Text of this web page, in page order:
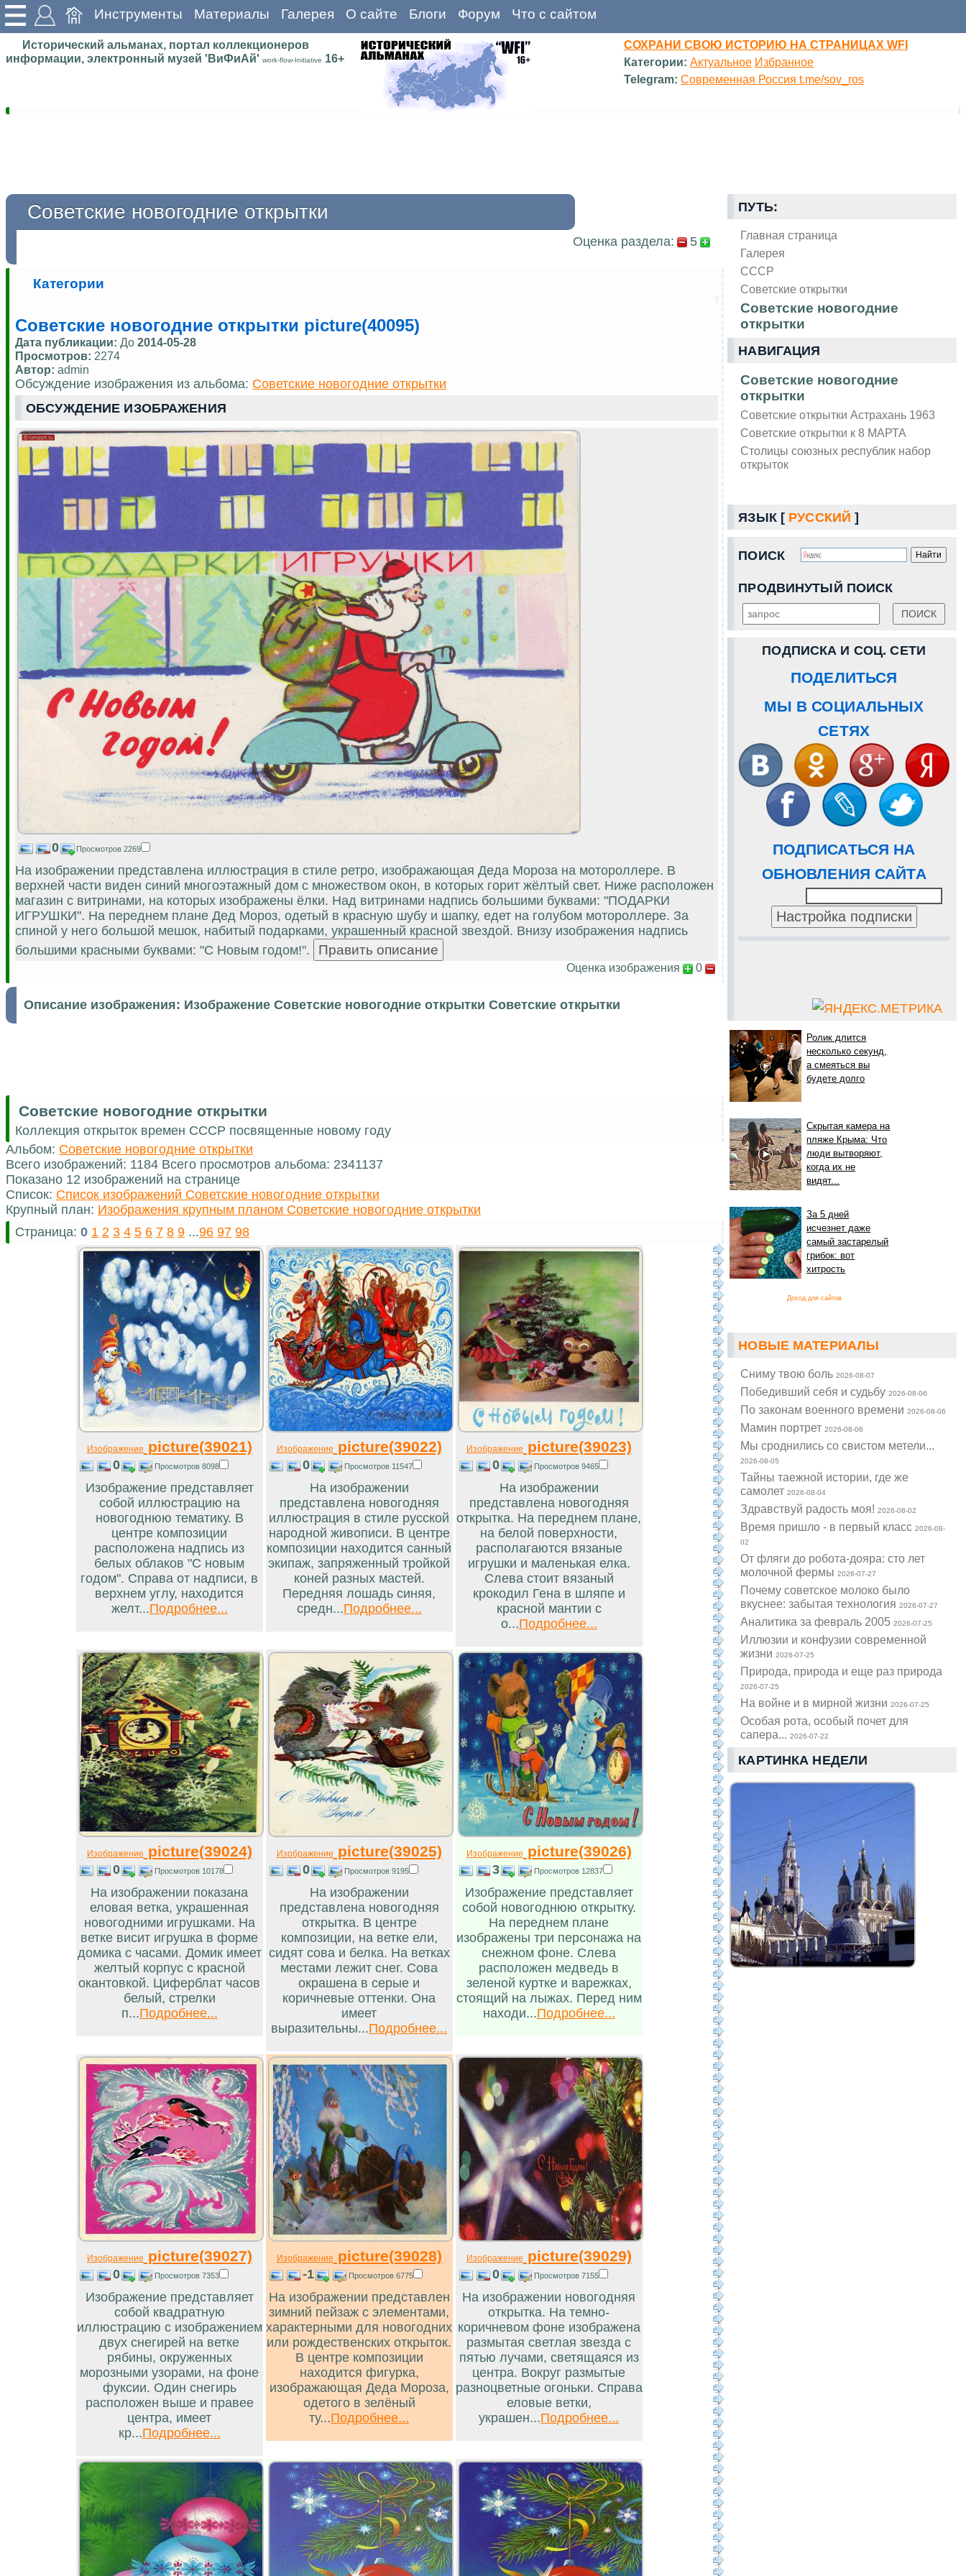
Инструменты Материалы Галерея О сайте Блоги Форум Что с сайтом
Исторический альманах, портал коллекционеров
информации, электронный музей 'ВиФиАй' work-flow-Initiative 16+
СОХРАНИ СВОЮ ИСТОРИЮ НА СТРАНИЦАХ WFI
Категории: Актуальное Избранное
Telegram: Современная Россия t.me/sov_ros
ПУТЬ:
Главная страница
Галерея
СССР
Советские открытки
Советские новогодние
открытки
НАВИГАЦИЯ
Советские новогодние
открытки
Советские открытки Астрахань 1963
Советские открытки к 8 МАРТА
Столицы союзных республик набор
открыток
ЯЗЫК [ РУССКИЙ ]
ПОИСК
ПРОДВИНУТЫЙ ПОИСК
ПОДПИСКА И СОЦ. СЕТИ
ПОДЕЛИТЬСЯ
МЫ В СОЦИАЛЬНЫХ
СЕТЯХ
ПОДПИСАТЬСЯ НА
ОБНОВЛЕНИЯ САЙТА
Ролик длится
несколько секунд,
а смеяться вы
будете долго
Скрытая камера на
пляже Крыма: Что
люди вытворяют,
когда их не
видят...
За 5 дней
исчезнет даже
самый застарелый
грибок: вот
хитрость
Доход для сайтов
НОВЫЕ МАТЕРИАЛЫ
Cниму твою боль2026-08-07
Победивший себя и судьбу2026-08-06
По законам военного времени2026-08-06
Мамин портрет2026-08-06
Мы сроднились со свистом метели...
2026-08-05
Тайны таежной истории, где же
самолет2026-08-04
Здравствуй радость моя!2026-08-02
Время пришло - в первый класс2026-08-
02
От фляги до робота-дояра: сто лет
молочной фермы2026-07-27
Почему советское молоко было
вкуснее: забытая технология2026-07-27
Аналитика за февраль 20052026-07-25
Иллюзии и конфузии современной
жизни2026-07-25
Природа, природа и еще раз природа
2026-07-25
На войне и в мирной жизни2026-07-25
Особая рота, особый почет для
сапера...2026-07-22
КАРТИНКА НЕДЕЛИ
Советские новогодние открытки
Оценка раздела: 5
Категории
Советские новогодние открытки picture(40095)
Дата публикации: До 2014-05-28
Просмотров: 2274
Автор: admin
Обсуждение изображения из альбома: Советские новогодние открытки
ОБСУЖДЕНИЕ ИЗОБРАЖЕНИЯ
0 Просмотров 2269
На изображении представлена иллюстрация в стиле ретро, изображающая Деда Мороза на мотороллере. В
верхней части виден синий многоэтажный дом с множеством окон, в которых горит жёлтый свет. Ниже расположен
магазин с витринами, на которых изображены ёлки. Над витринами надпись большими буквами: "ПОДАРКИ
ИГРУШКИ". На переднем плане Дед Мороз, одетый в красную шубу и шапку, едет на голубом мотороллере. За
спиной у него большой мешок, набитый подарками, украшенный красной звездой. Внизу изображения надпись
большими красными буквами: "С Новым годом!".
Оценка изображения 0
Описание изображения: Изображение Советские новогодние открытки Советские открытки
Советские новогодние открытки
Коллекция открыток времен СССР посвященные новому году
Альбом: Советские новогодние открытки
Всего изображений: 1184 Всего просмотров альбома: 2341137
Показано 12 изображений на странице
Список: Список изображений Советские новогодние открытки
Крупный план: Изображения крупным планом Советские новогодние открытки
Страница: 0 1 2 3 4 5 6 7 8 9 ...96 97 98
Изображение picture(39021)
0 Просмотров 8098
Изображение представляет
собой иллюстрацию на
новогоднюю тематику. В
центре композиции
расположена надпись из
белых облаков "С новым
годом". Справа от надписи, в
верхнем углу, находится
желт...Подробнее...
Изображение picture(39022)
0 Просмотров 11547
На изображении
представлена новогодняя
иллюстрация в стиле русской
народной живописи. В центре
композиции находится санный
экипаж, запряженный тройкой
коней разных мастей.
Передняя лошадь синяя,
средн...Подробнее...
Изображение picture(39023)
0 Просмотров 9465
На изображении
представлена новогодняя
открытка. На переднем плане,
на белой поверхности,
располагаются вязаные
игрушки и маленькая елка.
Слева стоит вязаный
крокодил Гена в шляпе и
красной мантии с
о...Подробнее...
Изображение picture(39024)
0 Просмотров 10178
На изображении показана
еловая ветка, украшенная
новогодними игрушками. На
ветке висит игрушка в форме
домика с часами. Домик имеет
желтый корпус с красной
окантовкой. Циферблат часов
белый, стрелки
п...Подробнее...
Изображение picture(39025)
0 Просмотров 9195
На изображении
представлена новогодняя
открытка. В центре
композиции, на ветке ели,
сидят сова и белка. На ветках
местами лежит снег. Сова
окрашена в серые и
коричневые оттенки. Она
имеет
выразительны...Подробнее...
Изображение picture(39026)
3 Просмотров 12837
Изображение представляет
собой новогоднюю открытку.
На переднем плане
изображены три персонажа на
снежном фоне. Слева
расположен медведь в
зеленой куртке и варежках,
стоящий на лыжах. Перед ним
находи...Подробнее...
Изображение picture(39027)
0 Просмотров 7353
Изображение представляет
собой квадратную
иллюстрацию с изображением
двух снегирей на ветке
рябины, окруженных
морозными узорами, на фоне
фуксии. Один снегирь
расположен выше и правее
центра, имеет
кр...Подробнее...
Изображение picture(39028)
-1 Просмотров 6775
На изображении представлен
зимний пейзаж с элементами,
характерными для новогодних
или рождественских открыток.
В центре композиции
находится фигурка,
изображающая Деда Мороза,
одетого в зелёный
ту...Подробнее...
Изображение picture(39029)
0 Просмотров 7155
На изображении новогодняя
открытка. На темно-
коричневом фоне изображена
размытая светлая звезда с
пятью лучами, светящаяся из
центра. Вокруг размытые
разноцветные огоньки. Справа
еловые ветки,
украшен...Подробнее...